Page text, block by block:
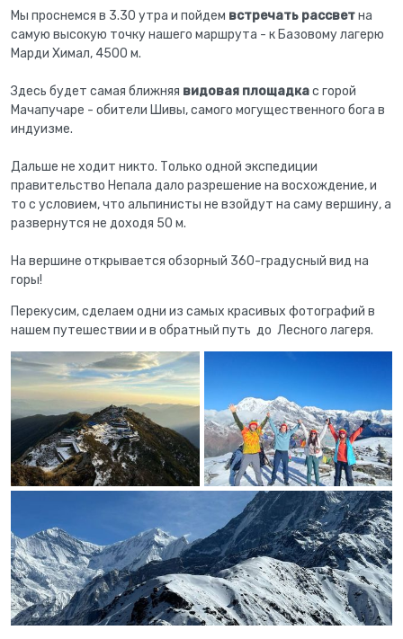
Мы проснемся в 3.30 утра и пойдем встречать рассветна
самую высокую точку нашего маршрута - к Базовому лагерю
Марди Химал, 4500 м.
Здесь будет самая ближняя видовая площадкас горой
Мачапучаре - обители Шивы, самого могущественного бога в
индуизме.
Дальше не ходит никто. Только одной экспедиции
правительство Непала дало разрешение на восхождение, и
то с условием, что альпинисты не взойдут на саму вершину, а
развернутся не доходя 50 м.
На вершине открывается обзорный 360-градусный вид на
горы!
Перекусим, сделаем одни из самых красивых фотографий в
нашем путешествии и в обратный путь до Лесного лагеря.